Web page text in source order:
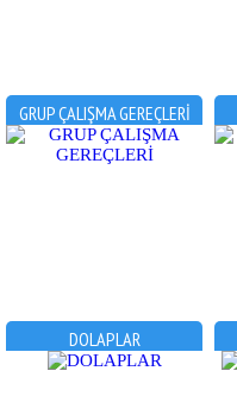
GRUP ÇALIŞMA GEREÇLERİ
DOLAPLAR